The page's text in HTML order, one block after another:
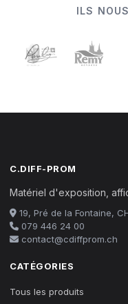
ILS
C.DIFF-PROM
Matériel d'exposition,
19, Pré de la Fontaine,
079 446 24 00
contact@cdiffprom.ch
CATÉGORIES
Tous les produits